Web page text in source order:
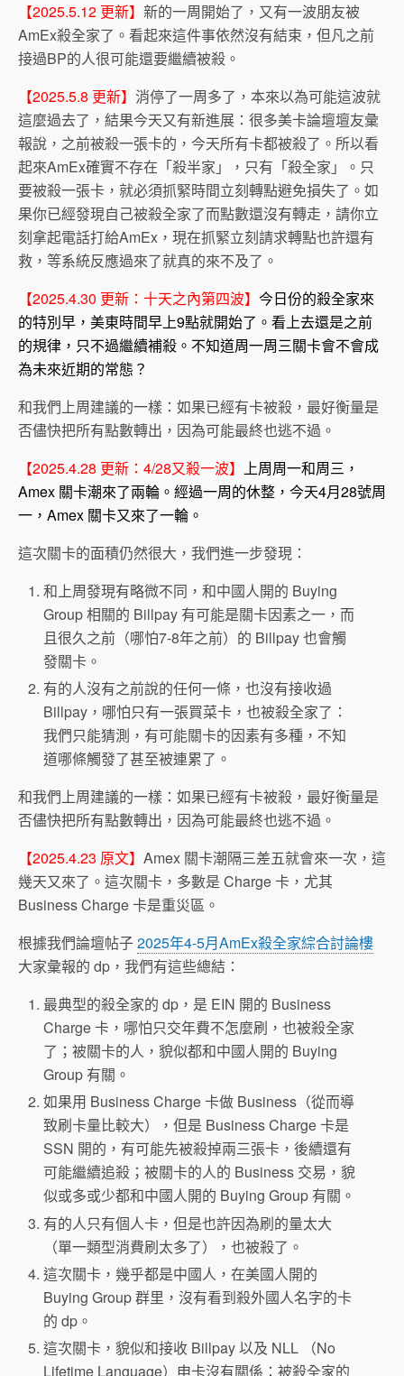
【2025.5.12 更新】 新的一周開始了，又有一波朋友被
AmEx殺全家了。看起來這件事依然沒有結束，但凡之前
接過BP的人很可能還要繼續被殺。
【2025.5.8 更新】 消停了一周多了，本來以為可能這波就
這麼過去了，結果今天又有新進展：很多美卡論壇壇友彙
報說，之前被殺一張卡的，今天所有卡都被殺了。所以看
起來AmEx確實不存在「殺半家」，只有「殺全家」。只
要被殺一張卡，就必須抓緊時間立刻轉點避免損失了。如
果你已經發現自己被殺全家了而點數還沒有轉走，請你立
刻拿起電話打給AmEx，現在抓緊立刻請求轉點也許還有
救，等系統反應過來了就真的來不及了。
【2025.4.30 更新：十天之內第四波】 今日份的殺全家來
的特別早，美東時間早上9點就開始了。看上去還是之前
的規律，只不過繼續補殺。不知道周一周三關卡會不會成
為未來近期的常態？
和我們上周建議的一樣：如果已經有卡被殺，最好衡量是
否儘快把所有點數轉出，因為可能最終也逃不過。
【2025.4.28 更新：4/28又殺一波】 上周周一和周三，
Amex 關卡潮來了兩輪。經過一周的休整，今天4月28號周
一，Amex 關卡又來了一輪。
這次關卡的面積仍然很大，我們進一步發現：
和上周發現有略微不同，和中國人開的 Buying
Group 相關的 Billpay 有可能是關卡因素之一，而
且很久之前（哪怕7-8年之前）的 Billpay 也會觸
發關卡。
有的人沒有之前說的任何一條，也沒有接收過
Billpay，哪怕只有一張買菜卡，也被殺全家了：
我們只能猜測，有可能關卡的因素有多種，不知
道哪條觸發了甚至被連累了。
和我們上周建議的一樣：如果已經有卡被殺，最好衡量是
否儘快把所有點數轉出，因為可能最終也逃不過。
【2025.4.23 原文】 Amex 關卡潮隔三差五就會來一次，這
幾天又來了。這次關卡，多數是 Charge 卡，尤其
Business Charge 卡是重災區。
根據我們論壇帖子2025年4-5月AmEx殺全家綜合討論樓
大家彙報的 dp，我們有這些總結：
最典型的殺全家的 dp，是 EIN 開的 Business
Charge 卡，哪怕只交年費不怎麼刷，也被殺全家
了；被關卡的人，貌似都和中國人開的 Buying
Group 有關。
如果用 Business Charge 卡做 Business（從而導
致刷卡量比較大），但是 Business Charge 卡是
SSN 開的，有可能先被殺掉兩三張卡，後續還有
可能繼續追殺；被關卡的人的 Business 交易，貌
似或多或少都和中國人開的 Buying Group 有關。
有的人只有個人卡，但是也許因為刷的量太大
（單一類型消費刷太多了），也被殺了。
這次關卡，幾乎都是中國人，在美國人開的
Buying Group 群里，沒有看到殺外國人名字的卡
的 dp。
這次關卡，貌似和接收 Billpay 以及 NLL （No
Lifetime Language）申卡沒有關係：被殺全家的